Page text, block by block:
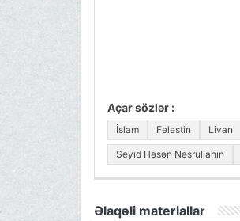
Açar sözlər :
İslam Fələstin Livan
Seyid Həsən Nəsrullahın
Əlaqəli materiallar